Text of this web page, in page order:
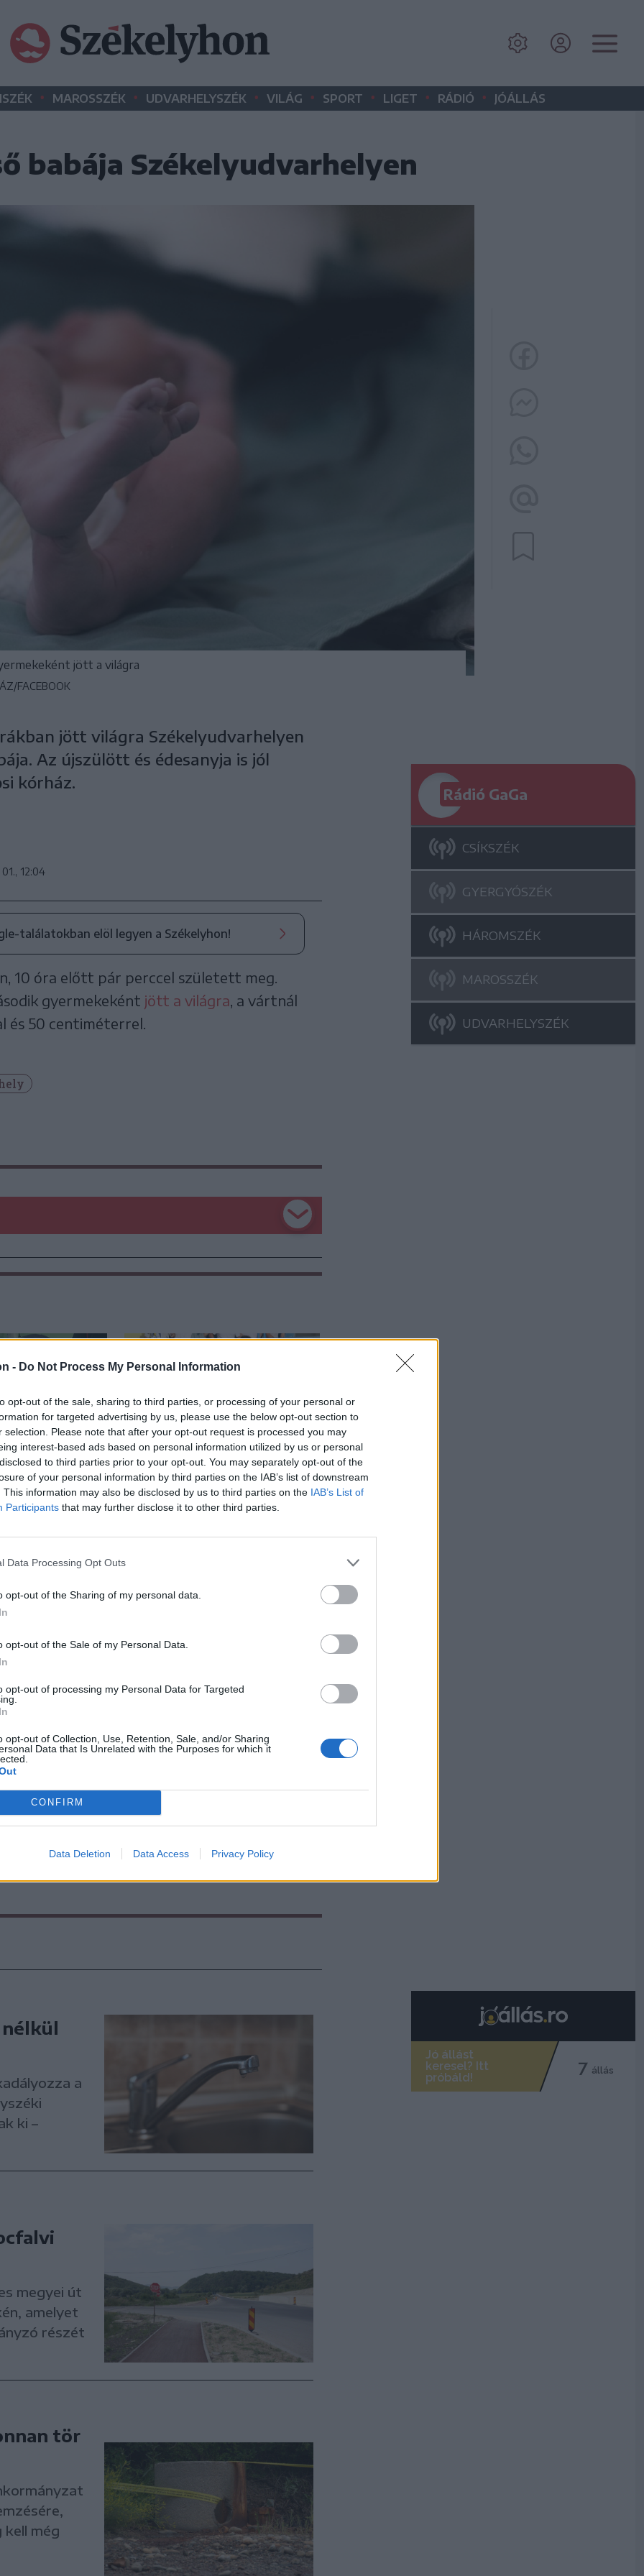
- Do Not Process My Personal Information
opt-out of the sale, sharing to third parties, or processing of your personal or
for targeted advertising by us, please use the below opt-out section to
selection. Please note that after your opt-out request is processed you may
interest-based ads based on personal information utilized by us or personal
to third parties prior to your opt-out. You may separately opt-out of the
of your personal information by third parties on the IAB’s list of downstream
This information may also be disclosed by us to third parties on the IAB’s List of
Participants that may further disclose it to other third parties.
Data Processing Opt Outs
opt-out of the Sharing of my personal data.
opt-out of the Sale of my Personal Data.
opt-out of processing my Personal Data for Targeted
opt-out of Collection, Use, Retention, Sale, and/or Sharing
Data that Is Unrelated with the Purposes for which it
CONFIRM
Data Deletion Data Access Privacy Policy
• MAROSSZÉK • UDVARHELYSZÉK • VILÁG • SPORT • LIGET • RÁDIÓ • JÓÁLLÁS
babája Székelyudvarhelyen
jött a világra
FACEBOOK
jött világra Székelyudvarhelyen
Az újszülött és édesanyja is jól
kórház.
12:04
találatokban elöl legyen a Székelyhon!
10 óra előtt pár perccel született meg.
gyermekeként jött a világra, a vártnál
és 50 centiméterrel.
Rádió GaGa
CSÍKSZÉK
GYERGYÓSZÉK
HÁROMSZÉK
MAROSSZÉK
UDVARHELYSZÉK
a
is szükség
Székely Sport
A gól már összejött, az
FK-nak (videóval)
nélkül
az FK
ellen
B. Máthé Zsuzsa: Az
élet „doktoriját”
végeztem el az
epilepsziámmal
a
ki –
megyei út
amelyet
részét
tör
még